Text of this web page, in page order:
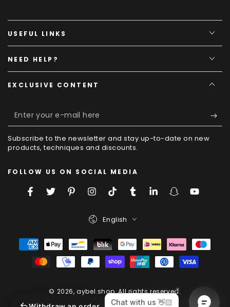
USEFUL LINKS
NEED HELP?
EXCLUSIVE CONTENT
Enter
your
e-
here
Subscribe to the newsletter and stay up-to-date on new
products, techniques and discounts.
FOLLOW US ON SOCIAL MEDIA
FacebookTwitterPinterestInstagram
TikTokTumblrLinkedInSnapchatYouTube
© 2026,aybel.shop. All rights reserved.
Powered by Shopify
Language
English
Payment
Methods